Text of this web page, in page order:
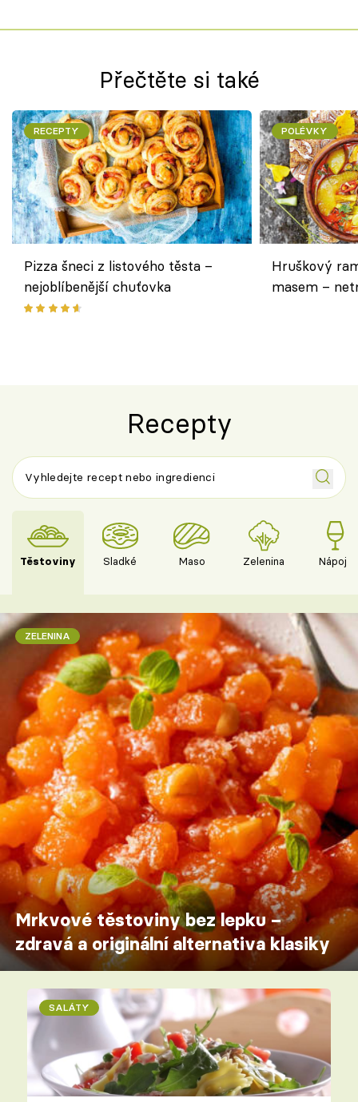
Přečtěte si také
RECEPTY
Pizza šneci z listového těsta –
nejoblíbenější chuťovka
POLÉVKY
Hruškový
masem –
Recepty
Těstoviny Sladké Maso Zelenina Nápoje
ZELENINA
Mrkvové těstoviny bez lepku –
zdravá a originální alternativa klasiky
SALÁTY